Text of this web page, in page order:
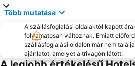
Lošinj Island Repülőtér
Vestar
Porto
Zavičajni muzej grada Rovinja
Több mutatása
A szállásfoglalási oldalaktól kapott
folyamatosan változnak. Emiatt
szállásfoglalási oldalon már nem
ajánlatot, amelyet a trivagón látott.